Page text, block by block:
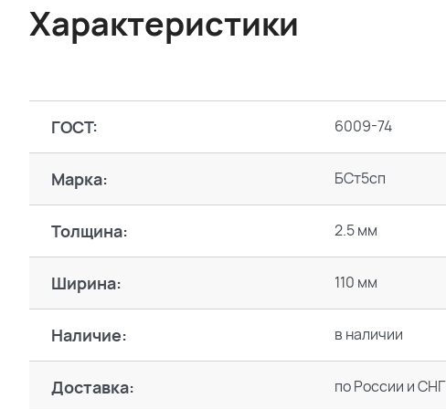
Характеристики
ГОСТ: 6009-74
Марка: БСт5сп
Толщина: 2.5 мм
Ширина: 110 мм
Наличие: в наличии
Доставка: по России и СНГ